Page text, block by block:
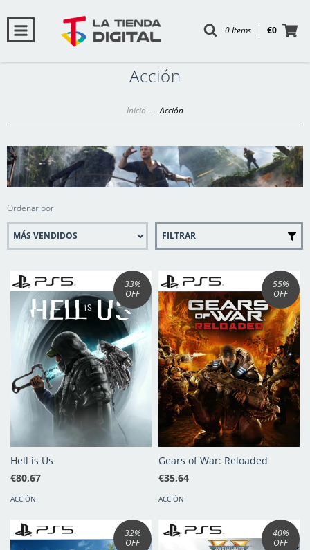
0 Items | €0
Acción
Inicio - Acción
Ordenar por
FILTRAR
33%
OFF
Hell is Us
€80,67
ACCIÓN
55%
OFF
Gears of War: Reloaded
€35,64
ACCIÓN
32%
OFF
40%
OFF